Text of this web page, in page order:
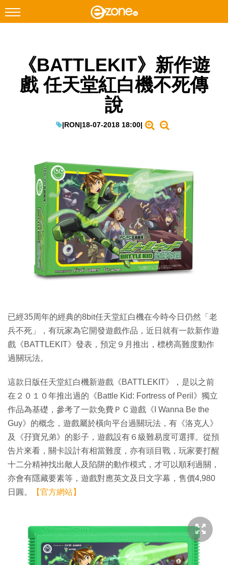
Facebook Instagram
科技焦點
生成式AI與雲端應用
Enterprise Digital Transformation
《BATTLEKIT》新作遊
戲 任天堂紅白機不死傳
說
|RON|18-07-2018 18:00|
已經35周年的經典的8bit任天堂紅白機在今時今日仍然「老
兵不死」，有玩家為它開發遊戲作品，近日就有一款新作遊
戲《BATTLEKIT》發表，預定９月推出，標榜高難度動作
過關玩法。
這款日版任天堂紅白機新遊戲《BATTLEKIT》，是以之前
在２０１０年推出過的《Battle Kid: Fortress of Peril》獨立
作品為基礎，參考了一款免費ＰＣ遊戲《I Wanna Be the
Guy》的概念，遊戲屬於橫向平台過關玩法，有《洛克人》
及《孖寶兄弟》的影子，遊戲設有６級難易度可選擇。從預
告片來看，關卡設計有相當難度，亦有頭目戰，玩家要打醒
十二分精神找出敵人及陷阱的動作模式，才可以順利過關，
亦會有隱藏要素等，遊戲對應英文及日文字幕，售價4,980
日圓。
【官方網站】